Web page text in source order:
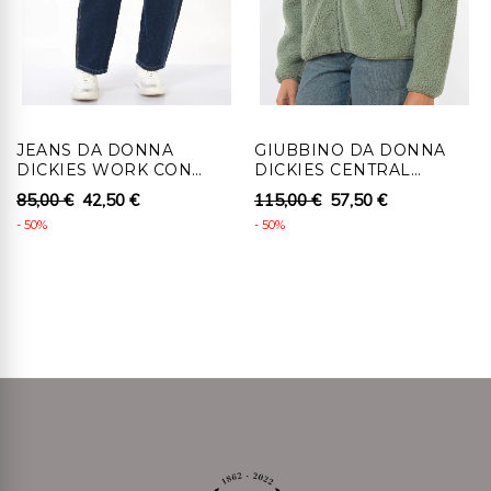
un numero di autorizzazione che dovrà essere
attaccato all'esterno dell'involucro in cui verrà collocato
fisicamente il prodotto e fatto pervenire a Ronca 1862
srl , senza indebito ritardo, entro 14 giorni lavorativi
4 - Al cliente che recede, per i prodotti coperti da
effettuati, comprensivi dei costi di consegna (ad
eccezione dei costi supplementari derivanti dalla
cliente eventuali costi aggiuntivi derivanti dal diverso
JEANS DA DONNA
DICKIES WORK CON
LOOSE FIT
85,00 € 42,50 €
- 50%
GIUBBINO DA DONNA
DICKIES CENTRAL
SHERPA BOMBER CON
TASCHE
115,00 € 57,50 €
- 50%